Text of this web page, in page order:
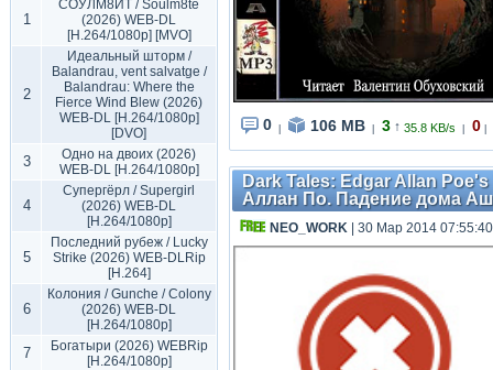
1
СОУЛМ8ЙТ / Soulm8te
(2026) WEB-DL
[H.264/1080p] [MVO]
2
Идеальный шторм /
Balandrau, vent salvatge /
Balandrau: Where the
Fierce Wind Blew (2026)
WEB-DL [H.264/1080p]
[DVO]
3
Одно на двоих (2026)
WEB-DL [H.264/1080p]
4
Супергёрл / Supergirl
(2026) WEB-DL
[H.264/1080p]
5
Последний рубеж / Lucky
Strike (2026) WEB-DLRip
[H.264]
6
Колония / Gunche / Colony
(2026) WEB-DL
[H.264/1080p]
7
Богатыри (2026) WEBRip
[H.264/1080p]
0 106 MB 3 ↑ 35.8 KB/s 0
Dark Tales: Edgar Allan
Аллан По. Падение дома
NEO_WORK | 30 Мар 2014 07:55:40